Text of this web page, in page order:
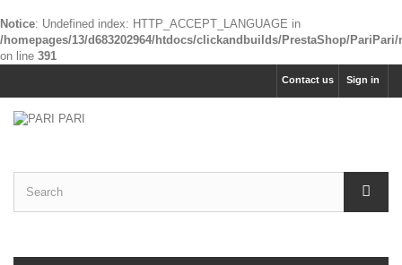
Notice: Undefined index: HTTP_ACCEPT_LANGUAGE in
/homepages/13/d683202964/htdocs/clickandbuilds/PrestaShop/
on line 391
Sign in
Contact us